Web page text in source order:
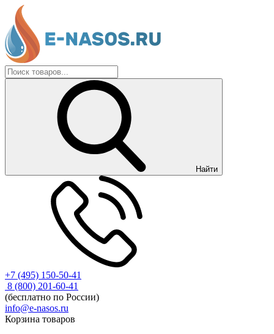
Найти
+7 (495) 150-50-41
8 (800) 201-60-41
(бесплатно по России)
info@e-nasos.ru
Корзина товаров